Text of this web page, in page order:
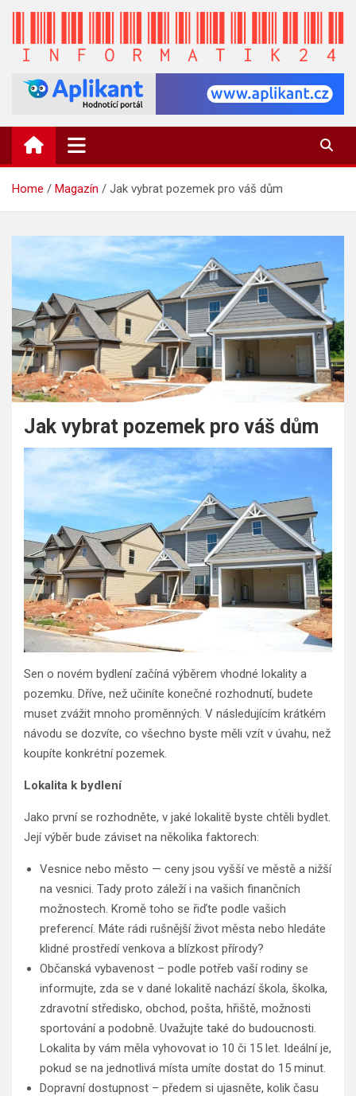
Skip
content
INFORMATIK24.CZ
Zpravodajství informací a novinky
Home Magazín Jak vybrat pozemek pro váš dům
Jak vybrat pozemek pro váš dům
Sen o novém bydlení začíná výběrem vhodné lokality a
pozemku. Dříve, než učiníte konečné rozhodnutí, budete
muset zvážit mnoho proměnných. V následujícím krátkém
návodu se dozvíte, co všechno byste měli vzít v úvahu, než
koupíte konkrétní pozemek.
Lokalita k bydlení
Jako první se rozhodněte, v jaké lokalitě byste chtěli bydlet.
Její výběr bude záviset na několika faktorech:
Vesnice nebo město — ceny jsou vyšší ve městě a nižší
na vesnici. Tady proto záleží i na vašich finančních
možnostech. Kromě toho se řiďte podle vašich
preferencí. Máte rádi rušnější život města nebo hledáte
klidné prostředí venkova a blízkost přírody?
Občanská vybavenost – podle potřeb vaší rodiny se
informujte, zda se v dané lokalitě nachází škola, školka,
zdravotní středisko, obchod, pošta, hřiště, možnosti
sportování a podobně. Uvažujte také do budoucnosti.
Lokalita by vám měla vyhovovat io 10 či 15 let. Ideální je,
pokud se na jednotlivá místa umíte dostat do 15 minut.
Dopravní dostupnost – předem si ujasněte, kolik času